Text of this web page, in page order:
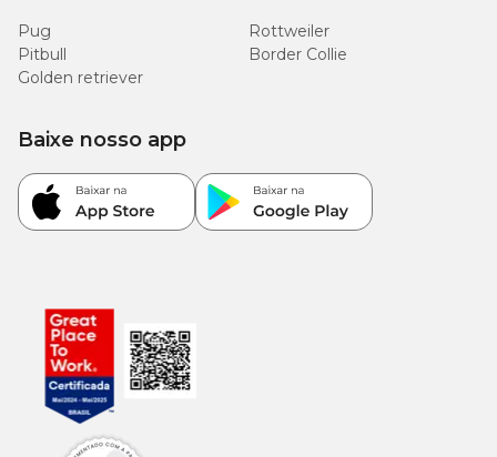
Pug
Rottweiler
Pitbull
Border Collie
Golden retriever
Baixe nosso app